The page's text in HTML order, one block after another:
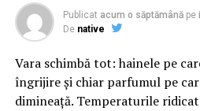
Publicat acum o săptămână pe
De native
Vara schimbă tot: hainele pe
îngrijire și chiar parfumul pe
dimineață. Temperaturile